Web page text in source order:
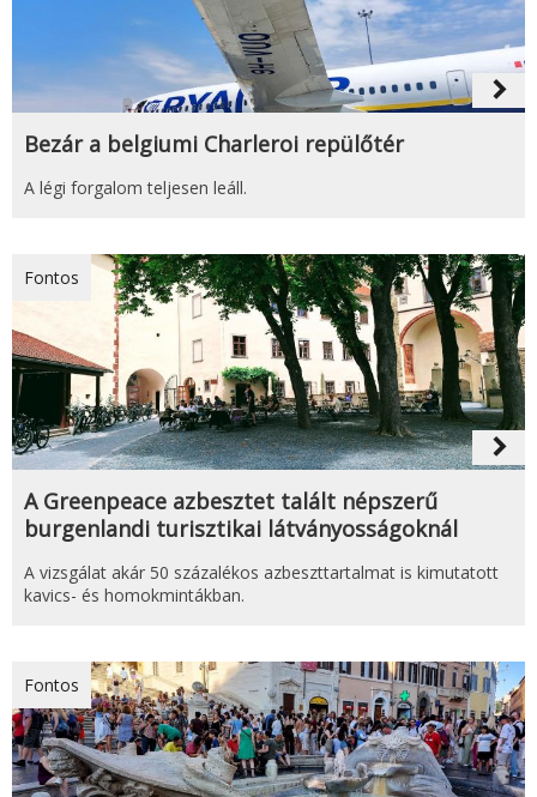
navigate_next
Bezár a belgiumi Charleroi repülőtér
A légi forgalom teljesen leáll.
Fontos
navigate_next
A Greenpeace azbesztet talált népszerű
burgenlandi turisztikai látványosságoknál
A vizsgálat akár 50 százalékos azbeszttartalmat is kimutatott
kavics- és homokmintákban.
Fontos